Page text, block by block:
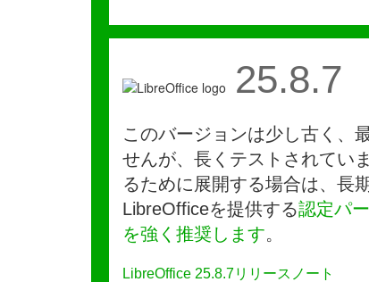
25.8.7
このバージョンは少し古く、
せんが、長くテストされてい
るために展開する場合は、長
LibreOfficeを提供する認定パ
を強く推奨します。
LibreOffice 25.8.7リリースノート